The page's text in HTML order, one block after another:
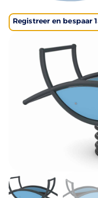
Registreer en bespaar